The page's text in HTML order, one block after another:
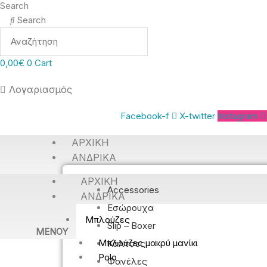
Search
Search
0,00€ 0 Cart
Λογαριασμός
Facebook-f X-twitter Instagram
ΑΡΧΙΚΉ
ΑΝΔΡΙΚΆ
Accessories
Εσώρουχα
Slip – Boxer
Κάλτσες
Φανέλες
ΑΡΧΙΚΉ
ΑΝΔΡΙΚΆ
Μπλούζες
Μπλούζες μακρύ μανίκι
Polo
MENOY